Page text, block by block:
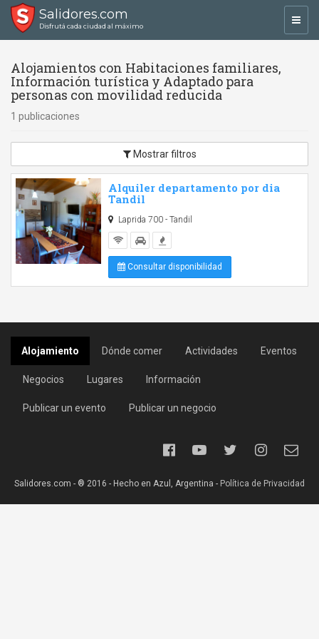
Salidores.com
Disfrutá cada ciudad al máximo
Alojamientos con Habitaciones familiares,
Información turística y Adaptado para
personas con movilidad reducida
1 publicaciones
Mostrar filtros
Alquiler departamento por dia
Tandil
Laprida 700 - Tandil
Consultar disponibilidad
Alojamiento Dónde comer Actividades Eventos
Negocios Lugares Información
Publicar un evento Publicar un negocio
Salidores.com - ® 2016 - Hecho en Azul, Argentina - Política de Privacidad